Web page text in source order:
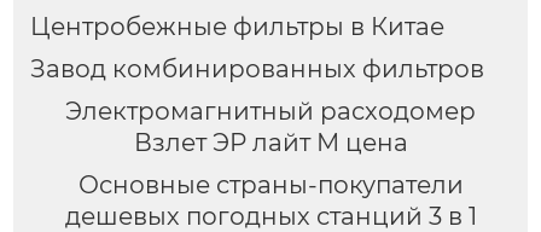
Центробежные фильтры в Китае
Завод комбинированных фильтров
Электромагнитный расходомер
Взлет ЭР лайт М цена
Основные страны-покупатели
дешевых погодных станций 3 в 1